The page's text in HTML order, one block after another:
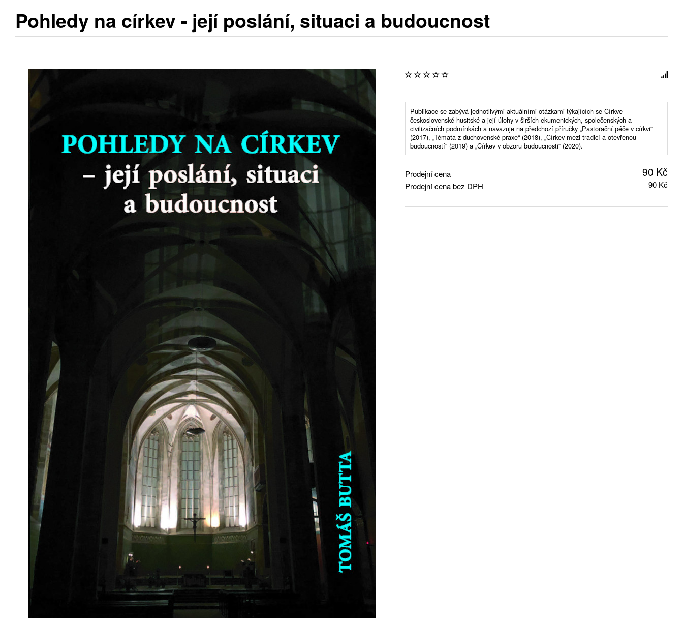
Pohledy na církev - její poslání, situaci a budoucnost
Publikace se zabývá jednotlivými aktuálními otázkami týkajících se Církve
československé husitské a její úlohy v širších ekumenických, společenských a
civilizačních podmínkách a navazuje na předchozí příručky „Pastorační péče v církvi“
(2017), „Témata z duchovenské praxe“ (2018), „Církev mezi tradicí a otevřenou
budoucností“ (2019) a „Církev v obzoru budoucnosti“ (2020).
Prodejní cena 90 Kč
Prodejní cena bez DPH 90 Kč